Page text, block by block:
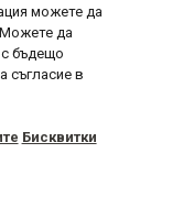
можете да
Можете да
с бъдещо
съгласие в
Бисквитки